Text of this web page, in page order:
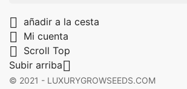
 añadir a la cesta
 Mi cuenta
 Scroll Top
Subir arriba
© 2021 - LUXURYGROWSEEDS.COM